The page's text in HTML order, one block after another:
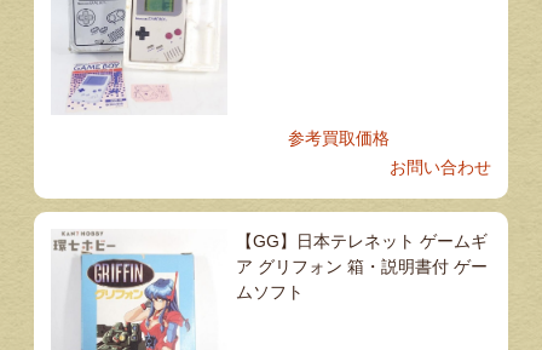
参考買取価格
お問い合わせ
【GG】日本テレネット ゲームギ
ア グリフォン 箱・説明書付 ゲー
ムソフト